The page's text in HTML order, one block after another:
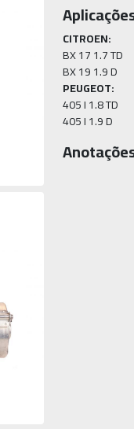
CITROEN:
BX 17 1.7 TD
PEUGEOT:
405 I 1.8 TD
405 I 1.9 D